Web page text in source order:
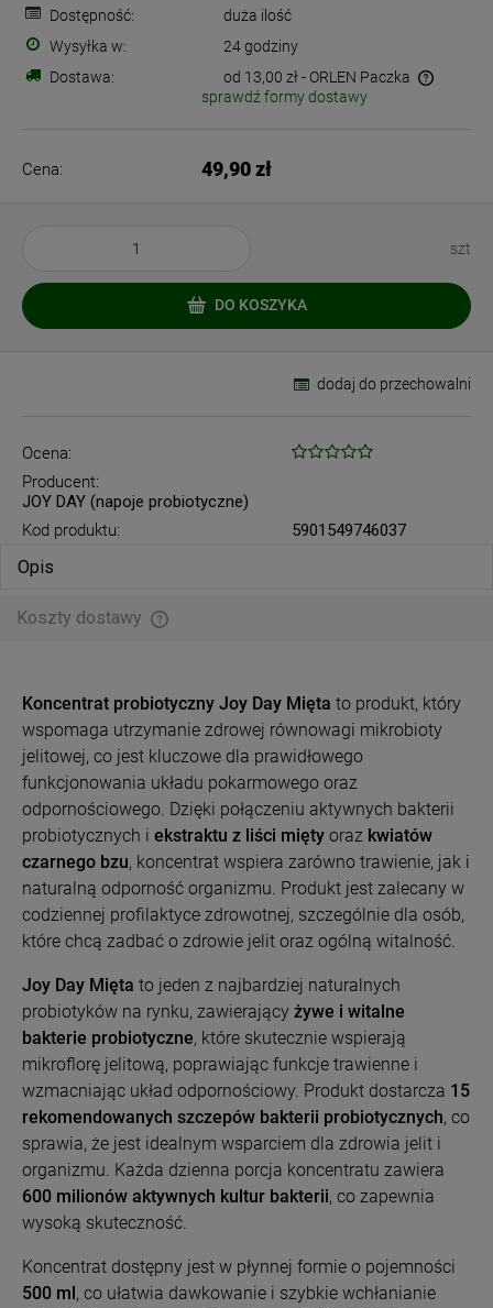
Dostępność:
duża ilość
Wysyłka w:
24 godziny
Dostawa:
od 13,00 zł- ORLEN Paczka
Cena nie zawiera ewentualnych kosztów płatności
sprawdź formy dostawy
Cena: 49,90 zł
szt
DO KOSZYKA
dodaj do przechowalni
Ocena:
Producent:
JOY DAY (napoje probiotyczne)
Kod produktu:
5901549746037
Opis
Koszty dostawy
Koncentrat probiotyczny Joy Day Mięta to produkt, który
wspomaga utrzymanie zdrowej równowagi mikrobioty
jelitowej, co jest kluczowe dla prawidłowego
funkcjonowania układu pokarmowego oraz
odpornościowego. Dzięki połączeniu aktywnych bakterii
probiotycznych i ekstraktu z liści mięty oraz kwiatów
czarnego bzu, koncentrat wspiera zarówno trawienie, jak i
naturalną odporność organizmu. Produkt jest zalecany w
codziennej profilaktyce zdrowotnej, szczególnie dla osób,
które chcą zadbać o zdrowie jelit oraz ogólną witalność.
Joy Day Mięta to jeden z najbardziej naturalnych
probiotyków na rynku, zawierający żywe i witalne
bakterie probiotyczne, które skutecznie wspierają
mikroflorę jelitową, poprawiając funkcje trawienne i
wzmacniając układ odpornościowy. Produkt dostarcza 15
rekomendowanych szczepów bakterii probiotycznych, co
sprawia, że jest idealnym wsparciem dla zdrowia jelit i
organizmu. Każda dzienna porcja koncentratu zawiera
600 milionów aktywnych kultur bakterii, co zapewnia
wysoką skuteczność.
Koncentrat dostępny jest w płynnej formie o pojemności
500 ml, co ułatwia dawkowanie i szybkie wchłanianie